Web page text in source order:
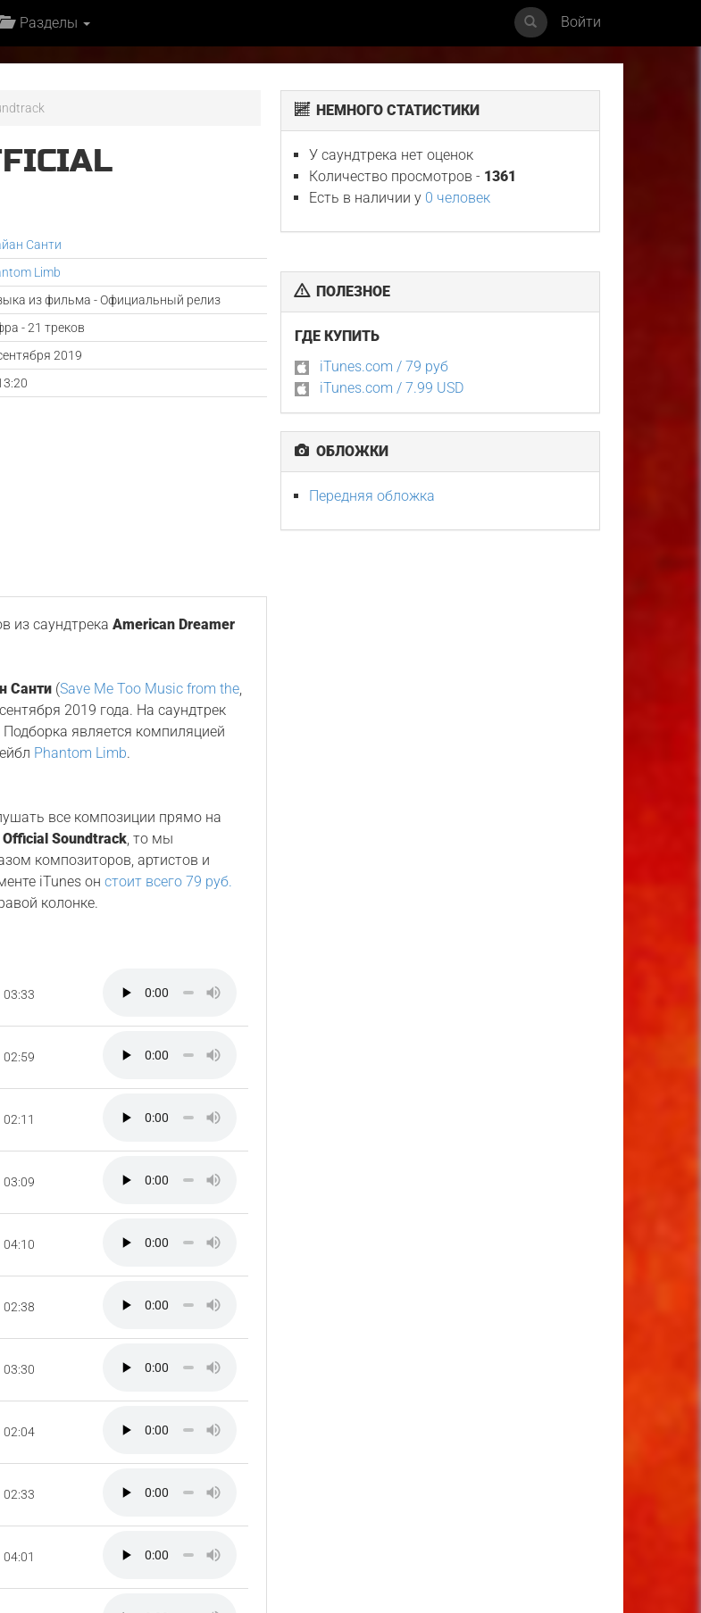
Разделы Войти
Санти
Limb
из фильма - Официальный релиз
- 21 треков
2019
из саундтрекаAmerican Dreamer
Санти (Save Me Too Music from the,
2019 года. На саундтрек
является компиляцией
Phantom Limb.
все композиции прямо на
Soundtrack, то мы
композиторов, артистов и
iTunes онстоит всего 79 руб.
колонке.
03:33
02:59
02:11
03:09
04:10
02:38
03:30
02:04
02:33
04:01
НЕМНОГО СТАТИСТИКИ
У саундтрека нет оценок
Количество просмотров - 1361
Есть в наличии у 0 человек
ПОЛЕЗНОЕ
ГДЕ КУПИТЬ
iTunes.com / 79 руб
iTunes.com / 7.99 USD
ОБЛОЖКИ
Передняя обложка